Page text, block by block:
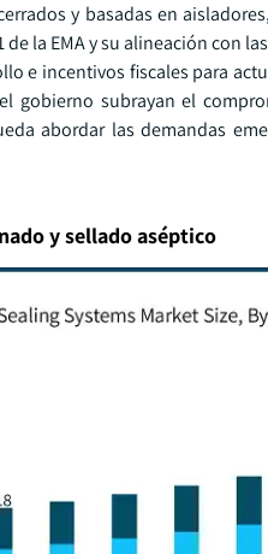
y basadas en
la EMA y su alineación con
e incentivos fiscales para
gobierno subrayan el
abordar las demandas
y sellado aséptico